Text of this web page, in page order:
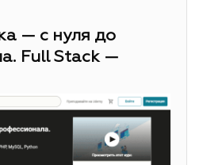
— с нуля до
Full Stack —